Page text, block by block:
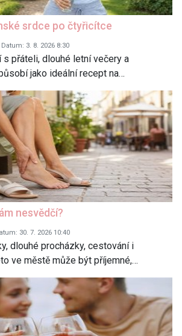
srdce po čtyřicítce
3. 8. 2026 8:30
s přáteli, dlouhé letní večery a
jako ideální recept na…
nesvědčí?
30. 7. 2026 10:40
dlouhé procházky, cestování i
ve městě může být příjemné,…